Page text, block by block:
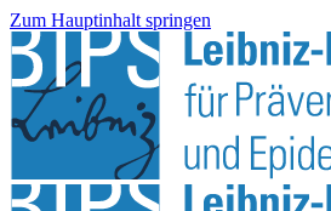
Zum Hauptinhalt springen